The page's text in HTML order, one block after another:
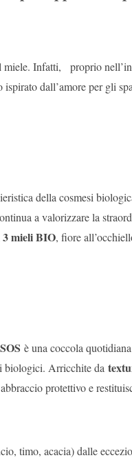
miele. Infatti, proprio
dall’amore per gli
della cosmesi
a valorizzare la
mieli BIO, fiore
è una coccola
biologici. Arricchite da
protettivo e
timo, acacia) dalle